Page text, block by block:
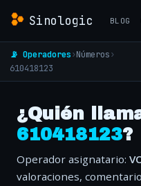
Sinologic BLOG
📡 Operadores›Números›
610418123
¿Quién
610418123?
Operador asignatario:
valoraciones,